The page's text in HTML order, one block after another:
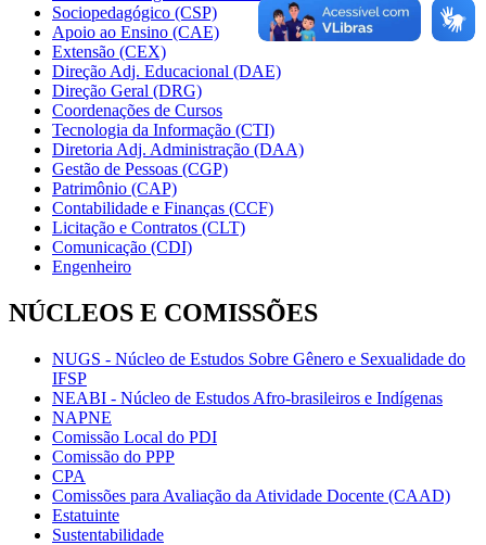
Sociopedagógico (CSP)
Apoio ao Ensino (CAE)
Extensão (CEX)
Direção Adj. Educacional (DAE)
Direção Geral (DRG)
Coordenações de Cursos
Tecnologia da Informação (CTI)
Diretoria Adj. Administração (DAA)
Gestão de Pessoas (CGP)
Patrimônio (CAP)
Contabilidade e Finanças (CCF)
Licitação e Contratos (CLT)
Comunicação (CDI)
Engenheiro
NÚCLEOS E COMISSÕES
NUGS - Núcleo de Estudos Sobre Gênero e Sexualidade do
IFSP
NEABI - Núcleo de Estudos Afro-brasileiros e Indígenas
NAPNE
Comissão Local do PDI
Comissão do PPP
CPA
Comissões para Avaliação da Atividade Docente (CAAD)
Estatuinte
Sustentabilidade